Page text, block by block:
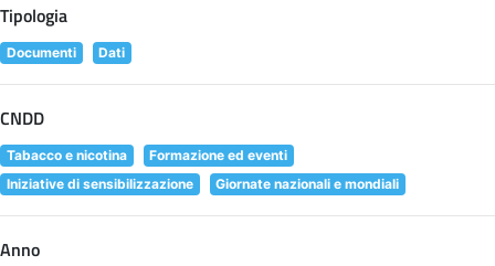
Tipologia
Documenti Dati
CNDD
Tabacco e nicotina
Formazione ed eventi
Iniziative di sensibilizzazione
Giornate nazionali e mondiali
Anno